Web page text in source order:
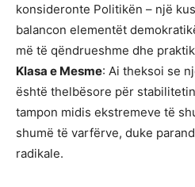
konsideronte Politikën – një
balancon elementët
më të qëndrueshme dhe
Klasa e Mesme: Ai theksoi se
është thelbësore për
tampon midis ekstremeve të
shumë të varfërve, duke
radikale.